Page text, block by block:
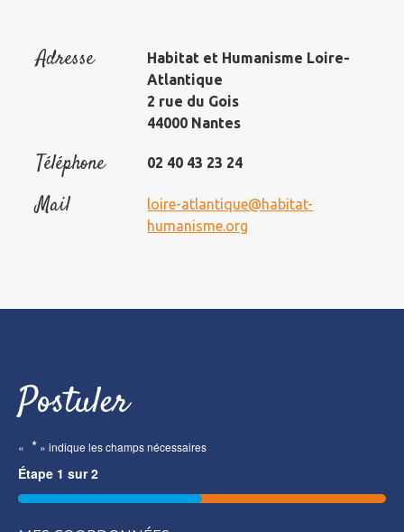
Adresse
Habitat et Humanisme Loire-
Atlantique
2 rue du Gois
44000 Nantes
Téléphone 02 40 43 23 24
Mail
loire-atlantique@habitat-
humanisme.org
Postuler
« * » indique les champs nécessaires
Étape 1 sur2
50%